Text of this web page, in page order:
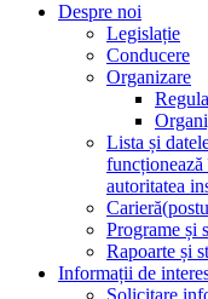
Despre noi
Legislație
Conducere
Organizare
Lista și
funcționează
autoritatea
Programe și
Rapoarte și
Informații de
Solicitare